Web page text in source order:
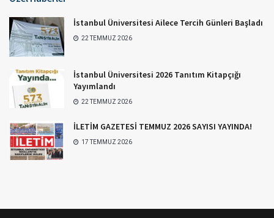
İstanbul Üniversitesi Ailece Tercih Günleri Başladı
22 TEMMUZ 2026
İstanbul Üniversitesi 2026 Tanıtım Kitapçığı
Yayımlandı
22 TEMMUZ 2026
İLETİM GAZETESİ TEMMUZ 2026 SAYISI YAYINDA!
17 TEMMUZ 2026